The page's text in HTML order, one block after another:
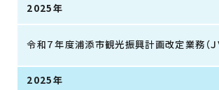
2025年
令和７年度浦添市観光振興計画改定業務（Ｊ
2025年